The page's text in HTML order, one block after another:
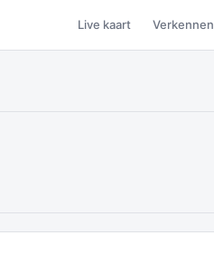
Live kaart Verkennen